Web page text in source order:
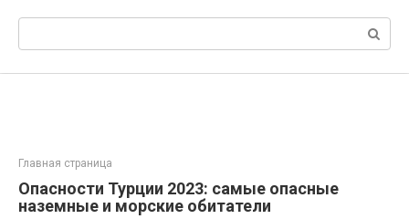
Главная страница
Опасности Турции 2023: самые опасные
наземные и морские обитатели